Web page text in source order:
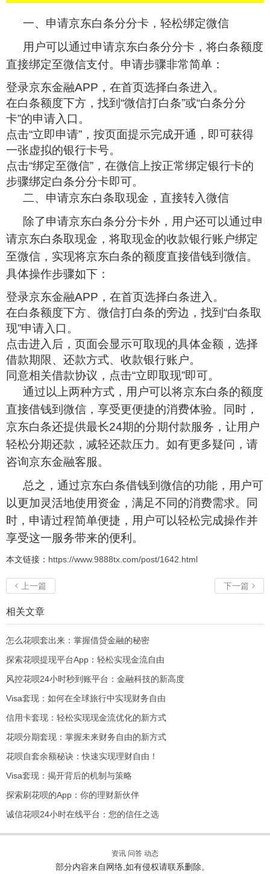
一、申请京东白条分分卡，轻松绑定微信
用户可以通过申请京东白条分分卡，将白条额度
直接绑定至微信支付。申请步骤非常简单：
登录京东金融APP，在首页选择白条进入。
在白条额度下方，找到“微信打白条”或“白条分分
卡”的申请入口。
点击“立即申请”，按页面提示完成开通，即可获得
一张虚拟的银行卡号。
点击“绑定至微信”，在微信上按正常绑定银行卡的
步骤绑定白条分分卡即可。
二、申请京东白条取现金，直接转入微信
除了申请京东白条分分卡外，用户还可以通过申
请京东白条取现金，将取现金的收款银行账户绑定
至微信，实现将京东白条的额度直接借钱到微信。
具体操作步骤如下：
登录京东金融APP，在首页选择白条进入。
在白条额度下方、微信打白条的旁边，找到“白条取
现”申请入口。
点击进入后，页面会显示可取现的具体金额，选择
借款期限、还款方式、收款银行账户。
同意相关借款协议，点击“立即取现”即可。
通过以上两种方式，用户可以将京东白条的额度
直接借钱到微信，享受更便捷的消费体验。同时，
京东白条还提供最长24期的分期付款服务，让用户
轻松分期还款，减轻还款压力。如有更多疑问，请
咨询京东金融客服。
总之，通过京东白条借钱到微信的功能，用户可
以更加灵活地使用资金，满足不同的消费需求。同
时，申请过程简单便捷，用户可以轻松完成操作并
享受这一服务带来的便利。
本文链接： https://www.9888tx.com/post/1642.html
 上一篇 下一篇 
相关文章
怎么花呗套出来：掌握借贷金融的秘密
探索花呗提现平台App：轻松实现金流自由
风控花呗24小时秒到账平台：金融科技的新高度
Visa套现：如何在全球旅行中实现财务自由
信用卡套现：轻松实现现金流优化的新方式
花呗分期套现：掌握未来财务自由的新方式
花呗自套余额秘诀：快速实现理财自由！
Visa套现：揭开背后的机制与策略
探索刷花呗的App：你的理财新伙伴
诚信花呗24小时在线平台：您的信任之选
资讯 问答 动态
部分内容来自网络,如有侵权请联系删除。